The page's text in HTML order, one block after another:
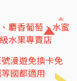
麝香葡萄、水蜜
水果專賣店
漫遊免換卡免
國都適用